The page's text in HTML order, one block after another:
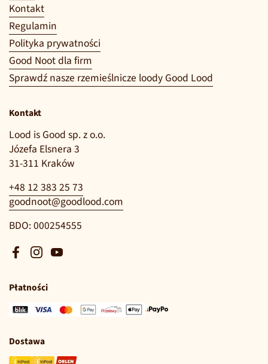
Kontakt
Regulamin
Polityka prywatności
Good Noot dla firm
Sprawdź nasze rzemieślnicze loody Good Lood
Kontakt
Lood is Good sp. z o.o.
Józefa Elsnera 3
31-311 Kraków
+48 12 383 25 73
goodnoot@goodlood.com
BDO: 000254555
Facebook
Instagram
YouTube
Płatności
Dostawa